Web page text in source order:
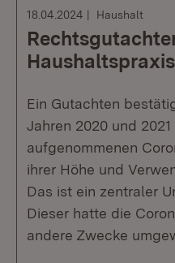
18.04.2024 Haushalt
Ein Gutachten
Jahren 2020 und
aufgenommenen
ihrer Höhe und
Das ist ein zentraler
Dieser hatte die
andere Zwecke